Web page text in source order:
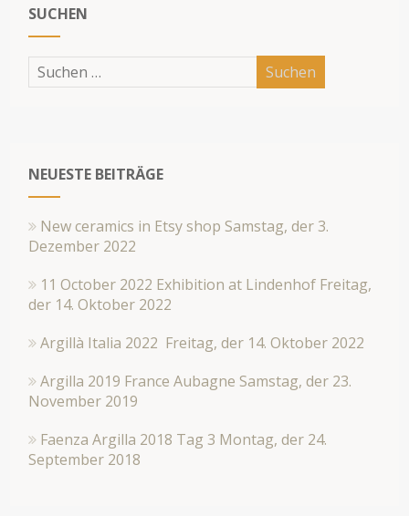
SUCHEN
NEUESTE BEITRÄGE
New ceramics in Etsy shop Samstag, der 3.
Dezember 2022
11 October 2022 Exhibition at Lindenhof Freitag,
der 14. Oktober 2022
Argillà Italia 2022 Freitag, der 14. Oktober 2022
Argilla 2019 France Aubagne Samstag, der 23.
November 2019
Faenza Argilla 2018 Tag 3 Montag, der 24.
September 2018